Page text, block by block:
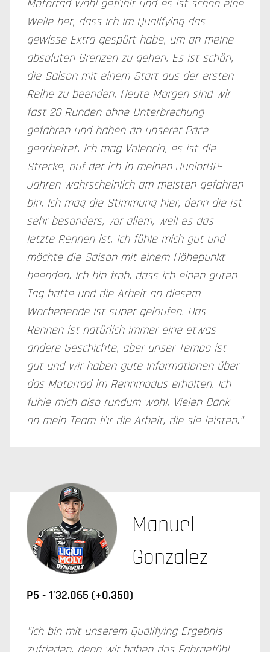
Motorrad wohl gefühlt und es ist schon eine
Weile her, dass ich im Qualifying das
gewisse Extra gespürt habe, um an meine
absoluten Grenzen zu gehen. Es ist schön,
die Saison mit einem Start aus der ersten
Reihe zu beenden. Heute Morgen sind wir
fast 20 Runden ohne Unterbrechung
gefahren und haben an unserer Pace
gearbeitet. Ich mag Valencia, es ist die
Strecke, auf der ich in meinen JuniorGP-
Jahren wahrscheinlich am meisten gefahren
bin. Ich mag die Stimmung hier, denn die ist
sehr besonders, vor allem, weil es das
letzte Rennen ist. Ich fühle mich gut und
möchte die Saison mit einem Höhepunkt
beenden. Ich bin froh, dass ich einen guten
Tag hatte und die Arbeit an diesem
Wochenende ist super gelaufen. Das
Rennen ist natürlich immer eine etwas
andere Geschichte, aber unser Tempo ist
gut und wir haben gute Informationen über
das Motorrad im Rennmodus erhalten. Ich
fühle mich also rundum wohl. Vielen Dank
an mein Team für die Arbeit, die sie leisten."
Manuel
Gonzalez
P5 - 1'32.065 (+0.350)
"Ich bin mit unserem Qualifying-Ergebnis